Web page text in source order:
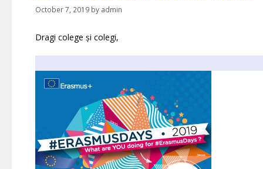
October 7, 2019 by admin
Dragi colege și colegi,